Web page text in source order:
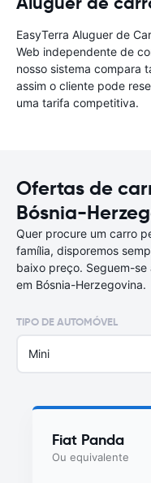
EasyTerra Aluguer de
Web independente de
nosso sistema compara
assim o cliente pode
uma tarifa competitiva.
Ofertas de
Bósnia-
Quer procure um carro
família, disporemos
baixo preço. Seguem-
em Bósnia-Herzegovina.
TIPO DE AUTOMÓVEL
Mini
Fiat Panda
Ou equivalente